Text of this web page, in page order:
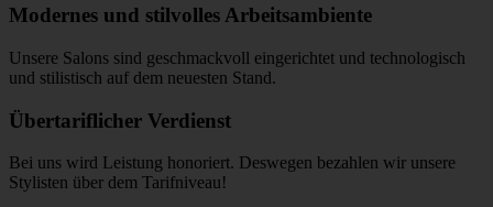
Modernes und stilvolles Arbeitsambiente
Unsere Salons sind geschmackvoll eingerichtet und technologisch
und stilistisch auf dem neuesten Stand.
Übertariflicher Verdienst
Bei uns wird Leistung honoriert. Deswegen bezahlen wir unsere
Stylisten über dem Tarifniveau!